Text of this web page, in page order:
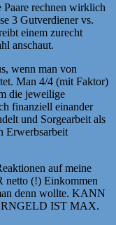
Paare rechnen wirklich
3 Gutverdiener vs.
einem zurecht
anschaut.
wenn man von
Man 4/4 (mit Faktor)
die jeweilige
finanziell einander
und Sorgearbeit als
Erwerbsarbeit
auf meine
netto (!) Einkommen
denn wollte. KANN
IST MAX.